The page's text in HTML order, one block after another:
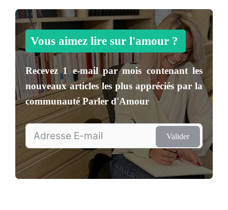
Vous aimez lire sur l'amour ?
Recevez1 e-mail par mois contenant les
nouveaux articles les plus appréciés par la
communautéParler d'Amour
Valider